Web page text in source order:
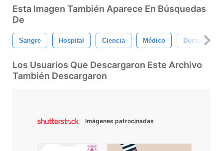
Esta Imagen También Aparece En Búsquedas
De
Sangre Hospital Ciencia Médico Doctor
Los Usuarios Que Descargaron Este Archivo
También Descargaron
Imágenes patrocinadas